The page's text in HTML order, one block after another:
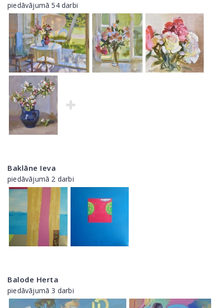
piedāvājumā 54 darbi
Baklāne Ieva
piedāvājumā 2 darbi
Balode Herta
piedāvājumā 3 darbi